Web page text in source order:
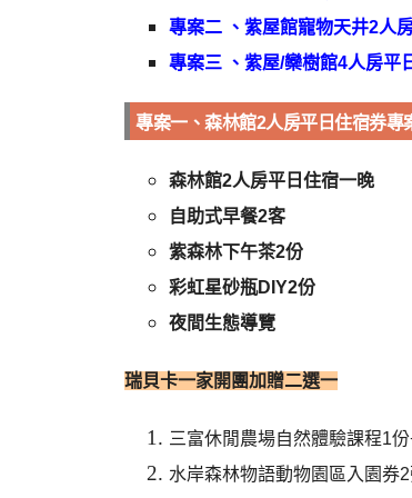
專案二 、紫屋館寵物天井2人
專案三 、紫屋/欒樹館4人房平
專案一、森林館2人房平日住宿券專
森林館2人房平日住宿一晚
自助式早餐2客
紫森林下午茶2份
彩虹星砂瓶DIY2份
夜間生態導覽
瑞貝卡一家開團加贈二選一
三富休閒農場自然體驗課程1
水岸森林物語動物園區入園券